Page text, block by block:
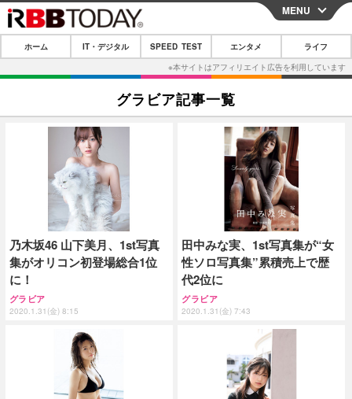
CLOSE
ホーム
IT・デジタルTOP スマートフォン
ネタ ガジェット・ツール
ショッピング その他
SPEED TEST
エンタメTOP 映画・ドラマ
韓流・K-POP 韓国・芸能
音楽 スポーツ
ショッピング その他
ライフ
ライフTOP グルメ
ペット ショッピング
リリース一覧
プッシュ通知の停止方法
MENU
ホーム IT・デジタル SPEED TEST エンタメ ライフ
グラビア記事一覧
乃木坂46 山下美月、1st写真
集がオリコン初登場総合1位
に！
グラビア
2020.1.31(金) 8:15
田中みな実、1st写真集が“女
性ソロ写真集”累積売上で歴
代2位に
グラビア
2020.1.31(金) 7:43